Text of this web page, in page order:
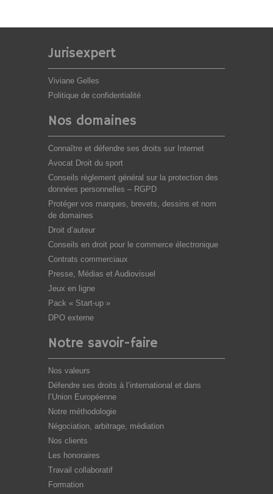
Jurisexpert
Viviane Gelles
Politique de confidentialité
Nos domaines
Connaître et défendre ses droits sur Internet
Avocat Droit du sport
Conseils règlement général sur la protection des
données personnelles – RGPD
Protéger vos marques, brevets, dessins et nom
de domaines
Droit d’auteur
Conseils en droit pour le commerce électronique
Contrats commerciaux
Presse, Médias et Audiovisuel
Jeux en ligne
Pack « Start-up »
DPO externe
Notre savoir-faire
Nos valeurs
Défendre ses droits à l’international et dans
l’Union Européenne
Notre méthodologie
Négociation, arbitrage, médiation
Nos clients
Les honoraires
Travail collaboratif
Formation